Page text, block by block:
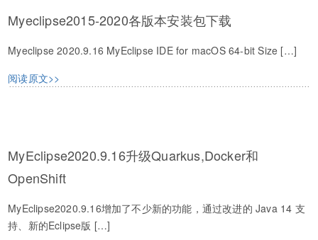
Myeclipse2015-2020各版本安装包下载
Myeclipse 2020.9.16 MyEclipse IDE for macOS 64-bit Size […]
阅读原文>>
MyEclipse2020.9.16升级Quarkus,Docker和
OpenShift
MyEclipse2020.9.16增加了不少新的功能，通过改进的 Java 14 支
持、新的Eclipse版 […]